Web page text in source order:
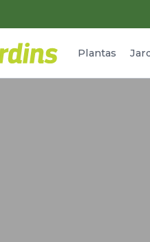
Plantas